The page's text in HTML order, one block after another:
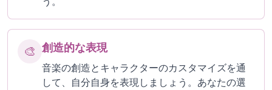
🎨 創造的な表現
音楽の創造とキャラクターのカスタマイズを通
して、自分自身を表現しましょう。あなたの選